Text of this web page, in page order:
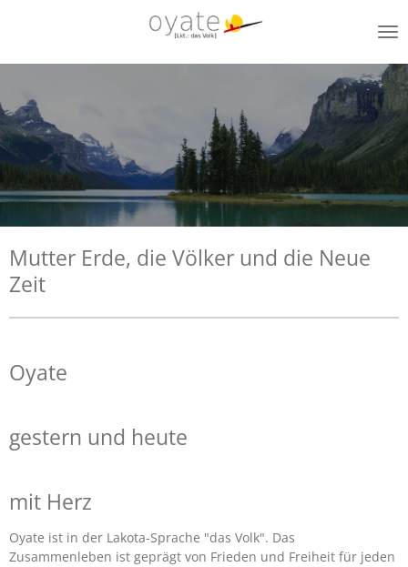
Mutter Erde, die Völker und die Neue
Zeit
Oyate
gestern und heute
mit Herz
Oyate ist in der Lakota-Sprache "das Volk". Das
Zusammenleben ist geprägt von Frieden und Freiheit für jeden